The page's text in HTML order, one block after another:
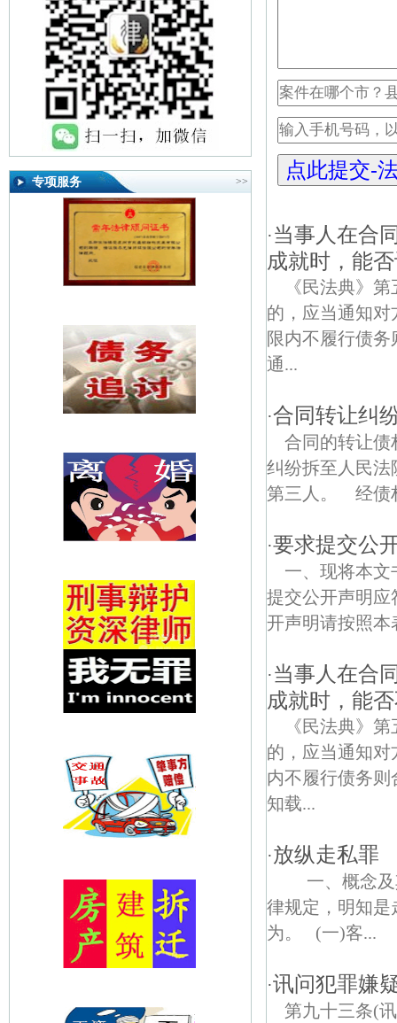
专项服务 >>
·当事人在合
成就时，能
《民法典》
的，应当通知
限内不履行债
通...
·合同转让纠
合同的转让债
纠纷拆至人民法
第三人。 经债
·要求提交公
一、现将本文
提交公开声明应
开声明请按照本
·当事人在合
成就时，能
《民法典》
的，应当通知
内不履行债务
知载...
·放纵走私罪
一、概念及
律规定，明知是
为。 (一)客...
·讯问犯罪嫌
第九十三条(